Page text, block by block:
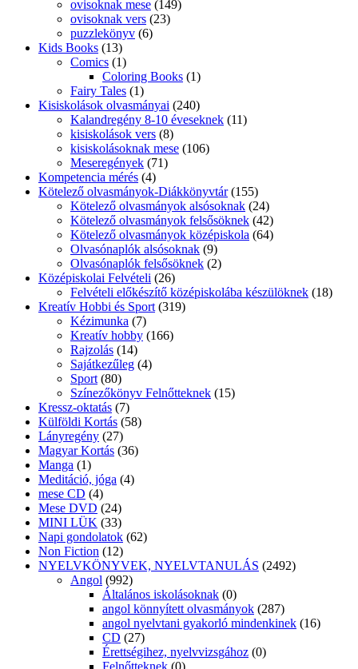
ovisoknak mese (149)
ovisoknak vers (23)
puzzlekönyv (6)
Kids Books (13)
Comics (1)
Coloring Books (1)
Fairy Tales (1)
Kisiskolások olvasmányai (240)
Kalandregény 8-10 éveseknek (11)
kisiskolások vers (8)
kisiskolásoknak mese (106)
Meseregények (71)
Kompetencia mérés (4)
Kötelező olvasmányok-Diákkönyvtár (155)
Kötelező olvasmányok alsósoknak (24)
Kötelező olvasmányok felsősöknek (42)
Kötelező olvasmányok középiskola (64)
Olvasónaplók alsósoknak (9)
Olvasónaplók felsősöknek (2)
Középiskolai Felvételi (26)
Felvételi előkészítő középiskolába készülöknek (18)
Kreatív Hobbi és Sport (319)
Kézimunka (7)
Kreatív hobby (166)
Rajzolás (14)
Sajátkezűleg (4)
Sport (80)
Színezőkönyv Felnőtteknek (15)
Kressz-oktatás (7)
Külföldi Kortás (58)
Lányregény (27)
Magyar Kortás (36)
Manga (1)
Meditáció, jóga (4)
mese CD (4)
Mese DVD (24)
MINI LÜK (33)
Napi gondolatok (62)
Non Fiction (12)
NYELVKÖNYVEK, NYELVTANULÁS (2492)
Angol (992)
Általános iskolásoknak (0)
angol könnyített olvasmányok (287)
angol nyelvtani gyakorló mindenkinek (16)
CD (27)
Érettségihez, nyelvvizsgához (0)
Felnőtteknek (0)